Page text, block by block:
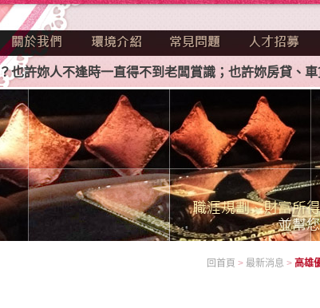
妳人不逢時一直得不到老闆賞識；也許妳房貸、車
回首頁 > 最新消息 > 高雄